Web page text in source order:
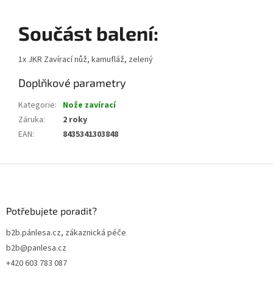
Součást balení:
1x JKR Zavírací nůž, kamufláž, zelený
Doplňkové parametry
Kategorie: Nože zavírací
Záruka:
2 roky
EAN: 8435341303848
Potřebujete poradit?
b2b.pánlesa.cz, zákaznická péče
b2b@panlesa.cz
+420 603 783 087